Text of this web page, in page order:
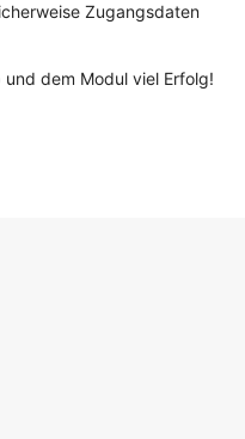
Zugangsdaten
dem Modul viel Erfolg!